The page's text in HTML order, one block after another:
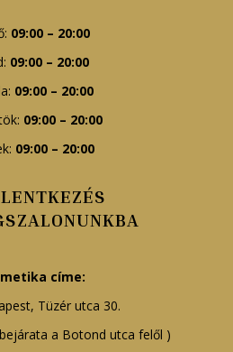
09:00 – 20:00
09:00 – 20:00
09:00 – 20:00
09:00 – 20:00
09:00 – 20:00
címe:
Tüzér utca 30.
a Botond utca felől )